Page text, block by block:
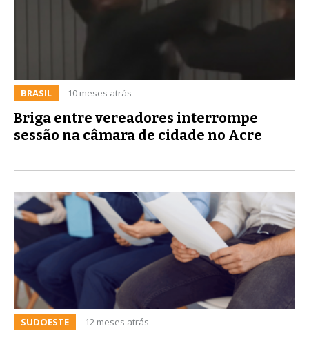
BRASIL 10 meses atrás
Briga entre vereadores interrompe
sessão na câmara de cidade no Acre
SUDOESTE 12 meses atrás